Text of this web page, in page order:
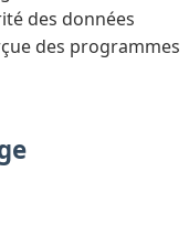
des données
des programmes